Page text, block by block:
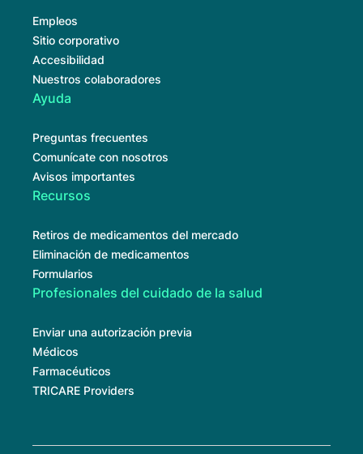
Empleos
Sitio corporativo
Accesibilidad
Nuestros colaboradores
Ayuda
Preguntas frecuentes
Comunícate con nosotros
Avisos importantes
Recursos
Retiros de medicamentos del mercado
Eliminación de medicamentos
Formularios
Profesionales del cuidado de la salud
Enviar una autorización previa
Médicos
Farmacéuticos
TRICARE Providers